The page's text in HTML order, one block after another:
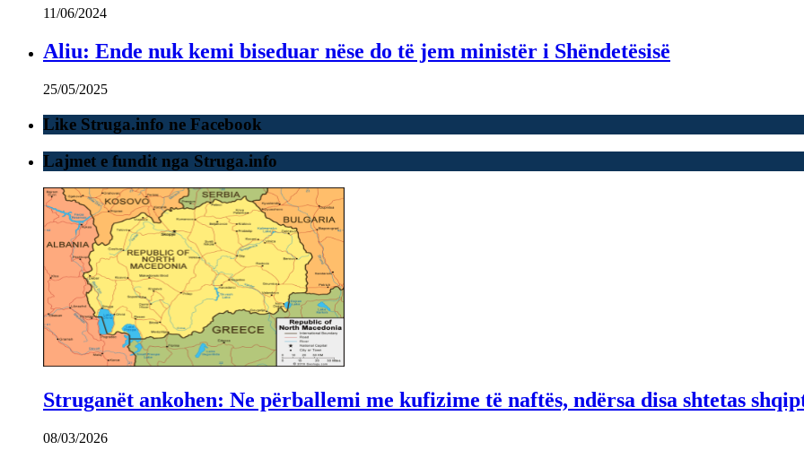
11/06/2024
Aliu: Ende nuk kemi biseduar nëse do të jem ministër i Shëndetësisë
25/05/2025
Like Struga.info ne Facebook
Lajmet e fundit nga Struga.info
Struganët ankohen: Ne përballemi me kufizime të naftës, ndërsa disa shtetas
08/03/2026